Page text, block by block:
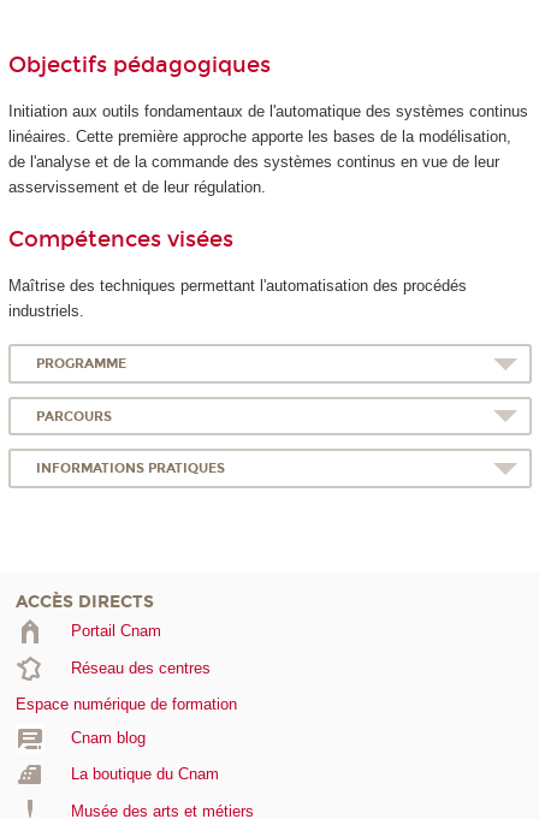
Objectifs pédagogiques
Initiation aux outils fondamentaux de l'automatique des systèmes continus
linéaires. Cette première approche apporte les bases de la modélisation,
de l'analyse et de la commande des systèmes continus en vue de leur
asservissement et de leur régulation.
Compétences visées
Maîtrise des techniques permettant l'automatisation des procédés
industriels.
PROGRAMME
PARCOURS
INFORMATIONS PRATIQUES
ACCÈS DIRECTS
Portail Cnam
Réseau des centres
Espace numérique de formation
Cnam blog
La boutique du Cnam
Musée des arts et métiers